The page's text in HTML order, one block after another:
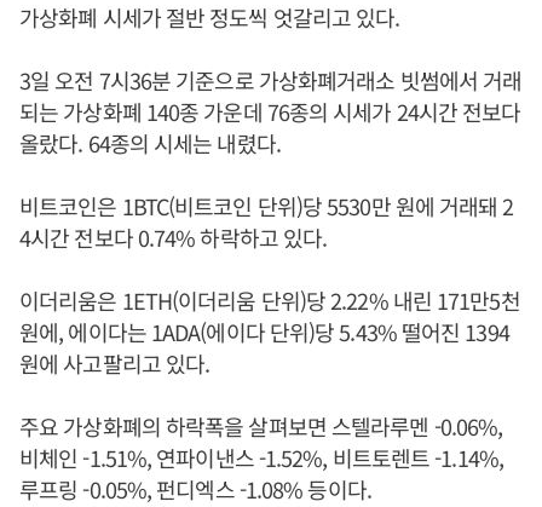
가상화폐 시세가 절반 정도씩 엇갈리고 있다.
3일 오전 7시36분 기준으로 가상화폐거래소 빗썸에서 거래
되는 가상화폐 140종 가운데 76종의 시세가 24시간 전보다
올랐다. 64종의 시세는 내렸다.
비트코인은 1BTC(비트코인 단위)당 5530만 원에 거래돼 2
4시간 전보다 0.74% 하락하고 있다.
이더리움은 1ETH(이더리움 단위)당 2.22% 내린 171만5천
원에, 에이다는 1ADA(에이다 단위)당 5.43% 떨어진 1394
원에 사고팔리고 있다.
주요 가상화폐의 하락폭을 살펴보면 스텔라루멘 -0.06%,
비체인 -1.51%, 연파이낸스 -1.52%, 비트토렌트 -1.14%,
루프링 -0.05%, 펀디엑스 -1.08% 등이다.